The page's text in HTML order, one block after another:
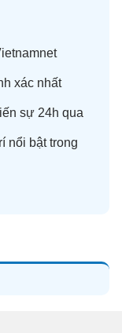
xác nhất
sự 24h qua
nổi bật trong